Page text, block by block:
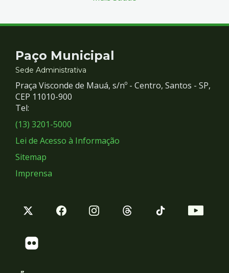
Contato
e
Redes
Sociais
Paço Municipal
Sede Administrativa
Praça Visconde de Mauá, s/nº - Centro, Santos - SP,
CEP 11010-900
Tel:
(13) 3201-5000
Lei de Acesso à Informação
Sitemap
Imprensa